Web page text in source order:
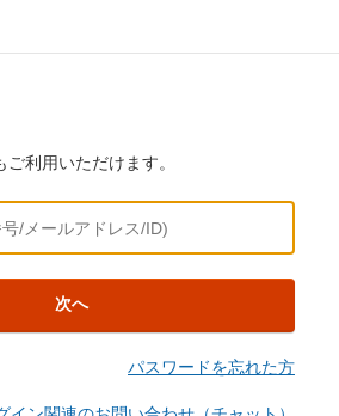
利用いただけます。
次へ
パスワードを忘れた方